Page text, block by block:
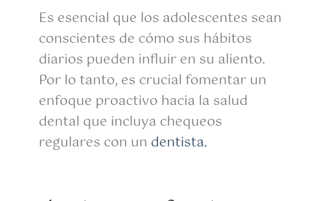
Es esencial que los adolescentes sean
conscientes de cómo sus hábitos
diarios pueden influir en su aliento.
Por lo tanto, es crucial fomentar un
enfoque proactivo hacia la salud
dental que incluya chequeos
regulares con un dentista.